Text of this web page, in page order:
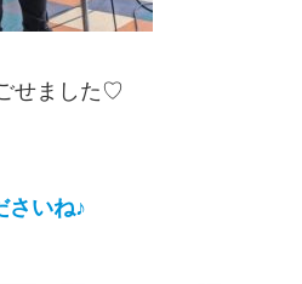
せました♡
さいね♪